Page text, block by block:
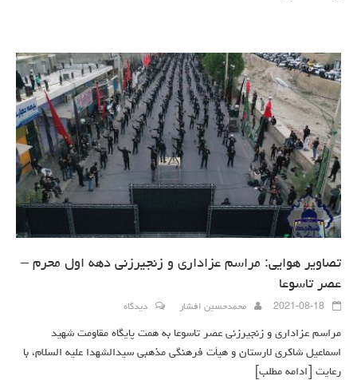
تصاویر هوایی: مراسم عزاداری و زنجیرزنی دهه اول محرم –
عصر تاسوعا
2021-08-18 محمدحسین افشار دیدگاه
مراسم عزاداری و زنجیرزنی عصر تاسوعا به همت پایگاه مقاومت شهید
اسماعیل شاکری لارستان و هیأت فرهنگی مذهبی سیدالشهدا علیه السلام، با
رعایت
[ادامه مطلب]